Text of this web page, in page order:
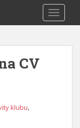
CV
klubu,